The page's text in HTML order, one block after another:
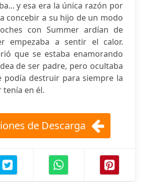
y esa era la única razón por
concebir a su hijo de un modo
con Summer ardían de
empezaba a sentir el calor.
que se estaba enamorando
de ser padre, pero ocultaba
podía destruir para siempre la
tenía en él.
de Descarga